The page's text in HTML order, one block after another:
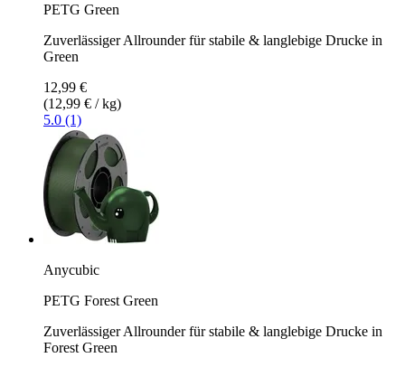
PETG Green
Zuverlässiger Allrounder für stabile & langlebige Drucke in
Green
12,99 €
(12,99 € / kg)
5.0 (1)
Anycubic
PETG Forest Green
Zuverlässiger Allrounder für stabile & langlebige Drucke in
Forest Green